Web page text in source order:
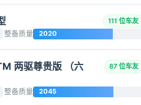
111 位车友
整备质量 2020
两驱尊贵版 （六
87 位车友
整备质量 2045